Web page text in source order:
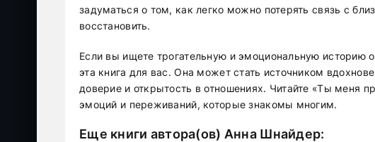
задуматься о том, как легко можно потерять связь с
восстановить.
Если вы ищете трогательную и эмоциональную историю
эта книга для вас. Она может стать источником
доверие и открытость в отношениях. Читайте «Ты меня
эмоций и переживаний, которые знакомы многим.
Еще книги автора(ов) Анна Шнайдер: